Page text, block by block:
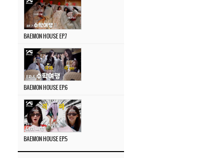
BAEMON HOUSE EP.7
BAEMON HOUSE EP.6
BAEMON HOUSE EP.5